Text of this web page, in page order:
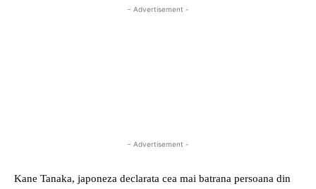
- Advertisement -
- Advertisement -
Kane Tanaka, japoneza declarata cea mai batrana persoana din